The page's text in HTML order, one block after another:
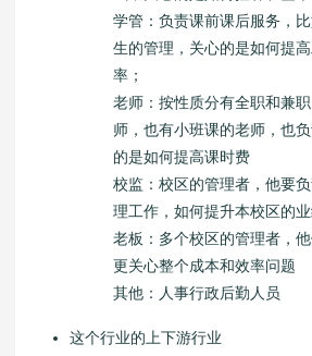
学管：负责课前课后服务，
生的管理，关心的是如何提
率；
老师：按性质分有全职和兼
师，也有小班课的老师，也
的是如何提高课时费
校监：校区的管理者，他要
理工作，如何提升本校区的
老板：多个校区的管理者，
更关心整个成本和效率问题
其他：人事行政后勤人员
这个行业的上下游行业